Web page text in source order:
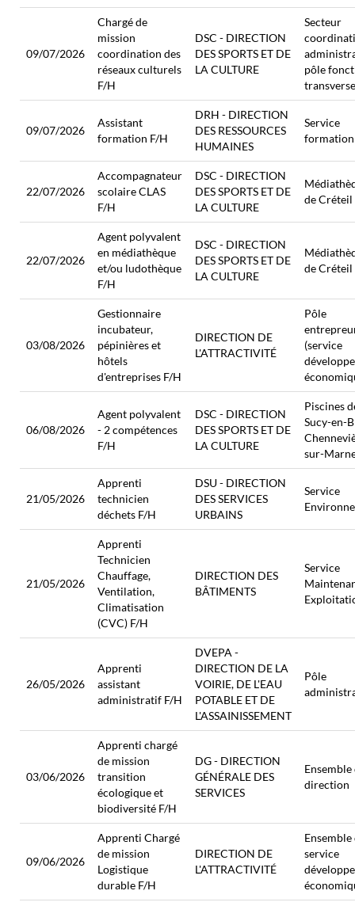
09/07/2026
Chargé de
mission
coordination des
réseaux culturels
F/H
DSC - DIRECTION
DES SPORTS ET DE
LA CULTURE
Secteur
pôle
09/07/2026
Assistant
formation F/H
DRH - DIRECTION
DES RESSOURCES
HUMAINES
Service
formation
22/07/2026
Accompagnateur
scolaire CLAS
F/H
DSC - DIRECTION
DES SPORTS ET DE
LA CULTURE
de Créteil
22/07/2026
Agent polyvalent
en médiathèque
et/ou ludothèque
F/H
DSC - DIRECTION
DES SPORTS ET DE
LA CULTURE
de Créteil
03/08/2026
Gestionnaire
incubateur,
pépinières et
hôtels
d'entreprises F/H
DIRECTION DE
L'ATTRACTIVITÉ
Pôle
(service
06/08/2026
Agent polyvalent
- 2 compétences
F/H
DSC - DIRECTION
DES SPORTS ET DE
LA CULTURE
Piscines
Sucy-en-
sur-
21/05/2026
Apprenti
technicien
déchets F/H
DSU - DIRECTION
DES SERVICES
URBAINS
Service
21/05/2026
Apprenti
Technicien
Chauffage,
Ventilation,
Climatisation
(CVC) F/H
DIRECTION DES
BÂTIMENTS
Service
26/05/2026
Apprenti
assistant
administratif F/H
DVEPA -
DIRECTION DE LA
VOIRIE, DE L'EAU
POTABLE ET DE
L'ASSAINISSEMENT
Pôle
03/06/2026
Apprenti chargé
de mission
transition
écologique et
biodiversité F/H
DG - DIRECTION
GÉNÉRALE DES
SERVICES
Ensemble
direction
09/06/2026
Apprenti Chargé
de mission
Logistique
durable F/H
DIRECTION DE
L'ATTRACTIVITÉ
Ensemble
service